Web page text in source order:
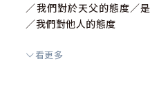
／我們對於天父的態度／
／我們對他人的態度
討論指引 165
看更多